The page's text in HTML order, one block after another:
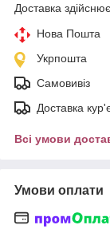
Доставка
Нова Пошта
Укрпошта
Самовивіз
Доставка
Всі умови
Умови оплати